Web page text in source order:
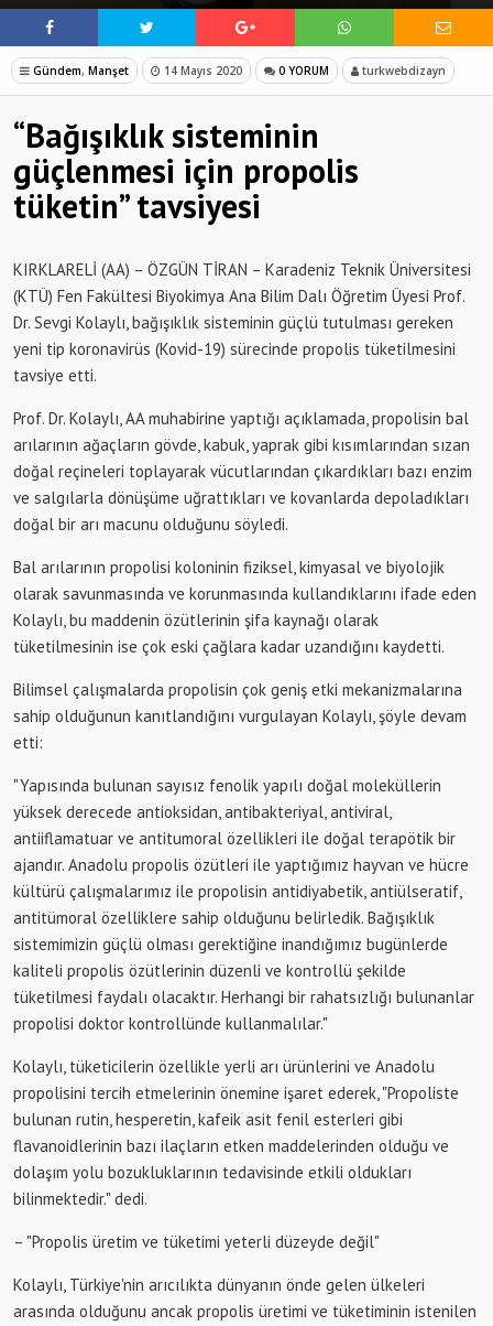
Gündem, Manşet 14 Mayıs 2020 0 YORUM turkwebdizayn
“Bağışıklık sisteminin
güçlenmesi için propolis
tüketin” tavsiyesi
KIRKLARELİ (AA) – ÖZGÜN TİRAN – Karadeniz Teknik Üniversitesi
(KTÜ) Fen Fakültesi Biyokimya Ana Bilim Dalı Öğretim Üyesi Prof.
Dr. Sevgi Kolaylı, bağışıklık sisteminin güçlü tutulması gereken
yeni tip koronavirüs (Kovid-19) sürecinde propolis tüketilmesini
tavsiye etti.
Prof. Dr. Kolaylı, AA muhabirine yaptığı açıklamada, propolisin bal
arılarının ağaçların gövde, kabuk, yaprak gibi kısımlarından sızan
doğal reçineleri toplayarak vücutlarından çıkardıkları bazı enzim
ve salgılarla dönüşüme uğrattıkları ve kovanlarda depoladıkları
doğal bir arı macunu olduğunu söyledi.
Bal arılarının propolisi koloninin fiziksel, kimyasal ve biyolojik
olarak savunmasında ve korunmasında kullandıklarını ifade eden
Kolaylı, bu maddenin özütlerinin şifa kaynağı olarak
tüketilmesinin ise çok eski çağlara kadar uzandığını kaydetti.
Bilimsel çalışmalarda propolisin çok geniş etki mekanizmalarına
sahip olduğunun kanıtlandığını vurgulayan Kolaylı, şöyle devam
etti:
"Yapısında bulunan sayısız fenolik yapılı doğal moleküllerin
yüksek derecede antioksidan, antibakteriyal, antiviral,
antiiflamatuar ve antitumoral özellikleri ile doğal terapötik bir
ajandır. Anadolu propolis özütleri ile yaptığımız hayvan ve hücre
kültürü çalışmalarımız ile propolisin antidiyabetik, antiülseratif,
antitümoral özelliklere sahip olduğunu belirledik. Bağışıklık
sistemimizin güçlü olması gerektiğine inandığımız bugünlerde
kaliteli propolis özütlerinin düzenli ve kontrollü şekilde
tüketilmesi faydalı olacaktır. Herhangi bir rahatsızlığı bulunanlar
propolisi doktor kontrollünde kullanmalılar."
Kolaylı, tüketicilerin özellikle yerli arı ürünlerini ve Anadolu
propolisini tercih etmelerinin önemine işaret ederek, "Propoliste
bulunan rutin, hesperetin, kafeik asit fenil esterleri gibi
flavanoidlerinin bazı ilaçların etken maddelerinden olduğu ve
dolaşım yolu bozukluklarının tedavisinde etkili oldukları
bilinmektedir." dedi.
– "Propolis üretim ve tüketimi yeterli düzeyde değil"
Kolaylı, Türkiye'nin arıcılıkta dünyanın önde gelen ülkeleri
arasında olduğunu ancak propolis üretimi ve tüketiminin istenilen